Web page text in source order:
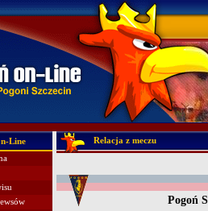
Line
Relacja z meczu
Pogoń